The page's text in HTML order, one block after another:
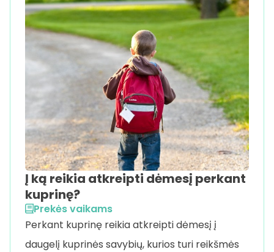
Į ką reikia atkreipti dėmesį perkant
kuprinę?
Prekės vaikams
Perkant kuprinę reikia atkreipti dėmesį į
daugelį kuprinės savybių, kurios turi reikšmės